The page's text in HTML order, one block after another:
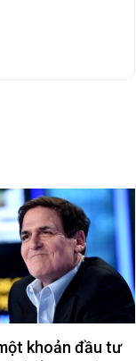
khoản đầu tư